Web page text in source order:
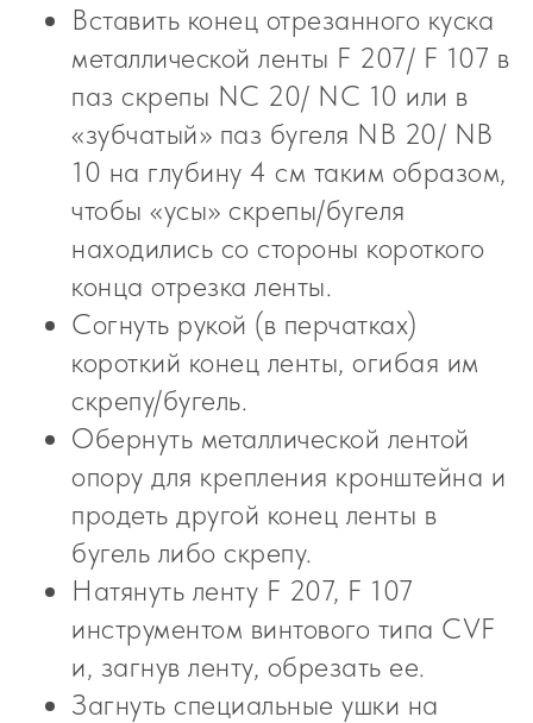
Вставить конец отрезанного куска
металлической ленты F 207/ F 107 в
паз скрепы NC 20/ NC 10 или в
«зубчатый» паз бугеля NВ 20/ NВ
10 на глубину 4 см таким образом,
чтобы «усы» скрепы/бугеля
находились со стороны короткого
конца отрезка ленты.
Согнуть рукой (в перчатках)
короткий конец ленты, огибая им
скрепу/бугель.
Обернуть металлической лентой
опору для крепления кронштейна и
продеть другой конец ленты в
бугель либо скрепу.
Натянуть ленту F 207, F 107
инструментом винтового типа CVF
и, загнув ленту, обрезать ее.
Загнуть специальные ушки на